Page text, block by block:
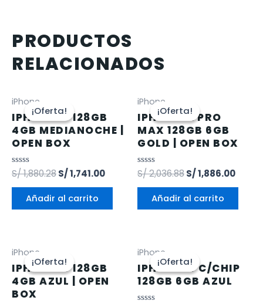
PRODUCTOS
RELACIONADOS
¡Oferta!
¡Oferta!
iPhone
IPHONE 13 128GB
4GB MEDIANOCHE |
OPEN BOX
Valorado
en
0
S/1,880.28S/1,741.00
Añadir al carrito
¡Oferta!
¡Oferta!
iPhone
IPHONE 12 PRO
MAX 128GB 6GB
GOLD | OPEN BOX
Valorado
en
0
S/2,036.88S/1,886.00
Añadir al carrito
¡Oferta!
¡Oferta!
iPhone
IPHONE 13 128GB
4GB AZUL | OPEN
BOX
¡Oferta!
¡Oferta!
iPhone
IPHONE 15 C/CHIP
128GB 6GB AZUL